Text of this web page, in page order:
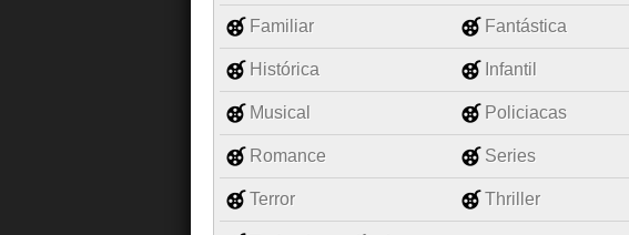
Familiar Fantástica
Histórica Infantil
Musical Policiacas
Romance Series
Terror Thriller